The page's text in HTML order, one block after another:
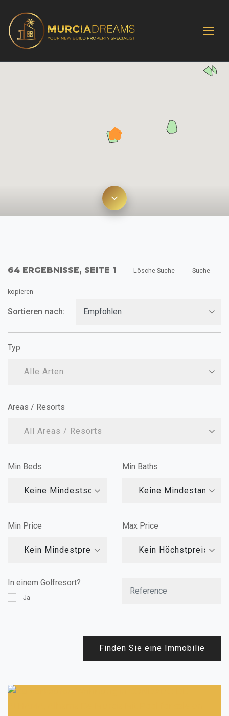
64 ERGEBNISSE, SEITE 1 Lösche Suche Suche
kopieren
Sortieren nach:
Typ
Alle Arten
Areas / Resorts
All Areas / Resorts
Min Beds
Keine Mindestschlafzimmer
Min Baths
Keine Mindestanzahl
Min Price
Kein Mindestpreis
Max Price
Kein Höchstpreis
In einem Golfresort?
Ja
Finden Sie eine Immobilie